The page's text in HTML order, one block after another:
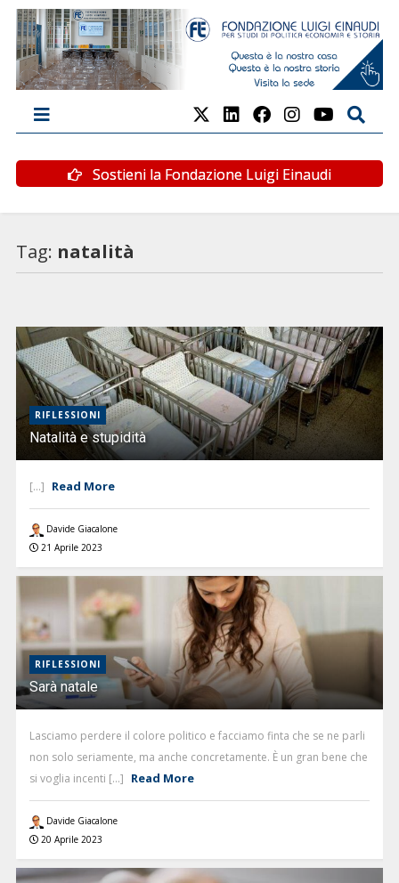
Sostieni la Fondazione Luigi Einaudi
Tag: natalità
RIFLESSIONI
Natalità e stupidità
[...] Read More
Davide Giacalone
21 Aprile 2023
RIFLESSIONI
Sarà natale
Lasciamo perdere il colore politico e facciamo finta che se ne parli
non solo seriamente, ma anche concretamente. È un gran bene che
si voglia incenti [...] Read More
Davide Giacalone
20 Aprile 2023